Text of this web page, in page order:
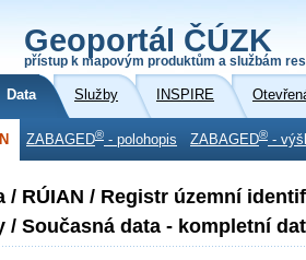
Geoportál ČÚZK
přístup k mapovým produktům a službám
Data Služby INSPIRE
ZABAGED® - polohopis ZABAGED® -
/ RÚIAN / Registr územní
/ Současná data - kompletní